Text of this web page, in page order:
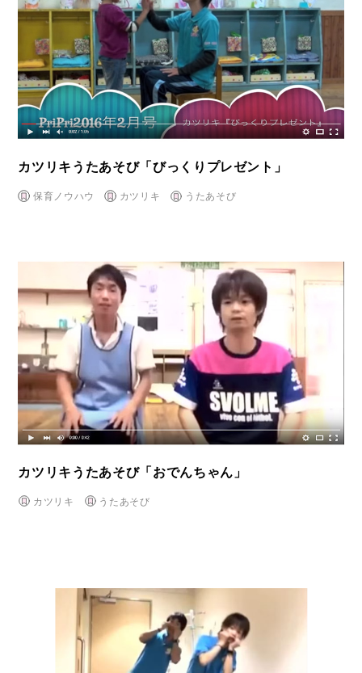
カツリキうたあそび「びっくりプレゼント」
保育ノウハウ カツリキ うたあそび
カツリキうたあそび「おでんちゃん」
カツリキ うたあそび